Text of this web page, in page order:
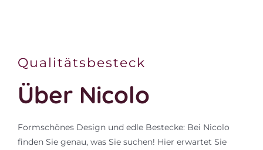
Qualitätsbesteck
Über Nicolo
Formschönes Design und edle Bestecke: Bei Nicolo
finden Sie genau, was Sie suchen! Hier erwartet Sie